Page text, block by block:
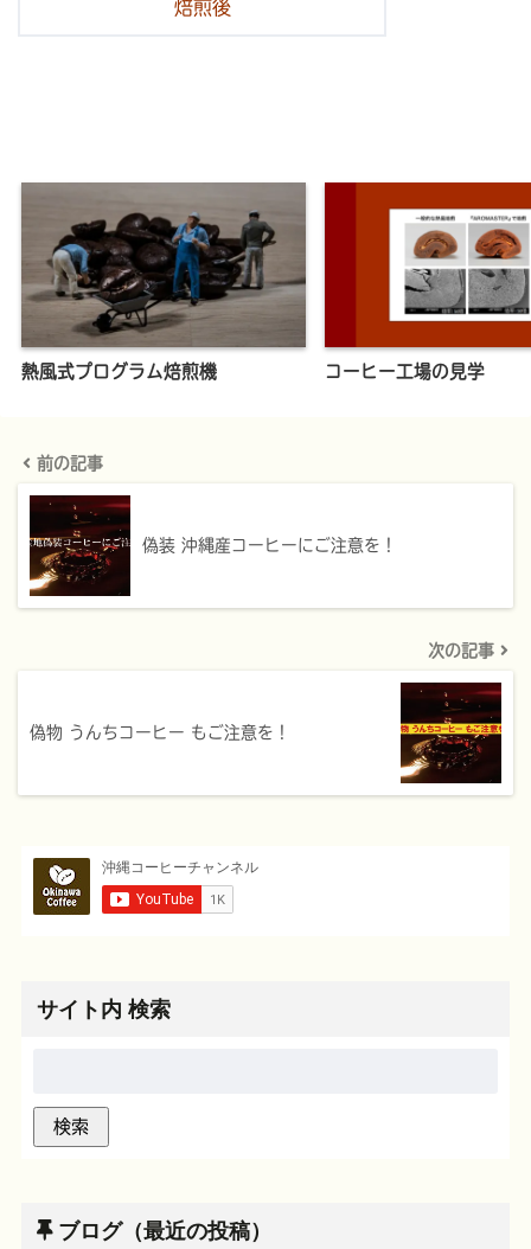
焙煎後
熱風式プログラム焙煎機 コーヒー工場の見学
前の記事
偽装 沖縄産コーヒーにご注意を！
次の記事
偽物 うんちコーヒー もご注意を！
サイト内 検索
ブログ（最近の投稿）